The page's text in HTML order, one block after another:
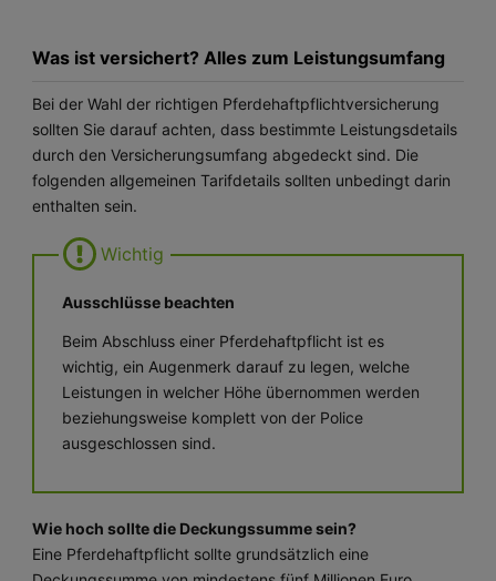
Was ist versichert? Alles zum Leistungsumfang
Bei der Wahl der richtigen Pferdehaftpflichtversicherung
sollten Sie darauf achten, dass bestimmte Leistungsdetails
durch den Versicherungsumfang abgedeckt sind. Die
folgenden allgemeinen Tarifdetails sollten unbedingt darin
enthalten sein.
Ausschlüsse beachten
Beim Abschluss einer Pferdehaftpflicht ist es
wichtig, ein Augenmerk darauf zu legen, welche
Leistungen in welcher Höhe übernommen werden
beziehungsweise komplett von der Police
ausgeschlossen sind.
Wie hoch sollte die Deckungssumme sein?
Eine Pferdehaftpflicht sollte grundsätzlich eine